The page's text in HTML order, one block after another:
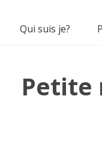
Qui suis je?
Petite